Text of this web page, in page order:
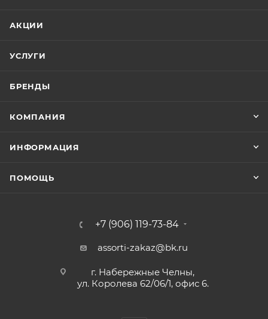
АКЦИИ
УСЛУГИ
БРЕНДЫ
КОМПАНИЯ
ИНФОРМАЦИЯ
ПОМОЩЬ
+7 (906) 119-73-84
assorti-zakaz@bk.ru
г. Набережные Челны,
ул. Королева 62/06/1, офис 6.